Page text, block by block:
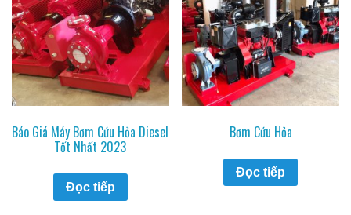
Báo Giá Máy Bơm Cứu Hỏa Diesel
Tốt Nhất 2023
Đọc tiếp
Bơm Cứu Hỏa
Đọc tiếp